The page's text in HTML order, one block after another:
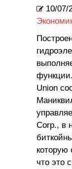
10/07/
Union
Corp., в
что это